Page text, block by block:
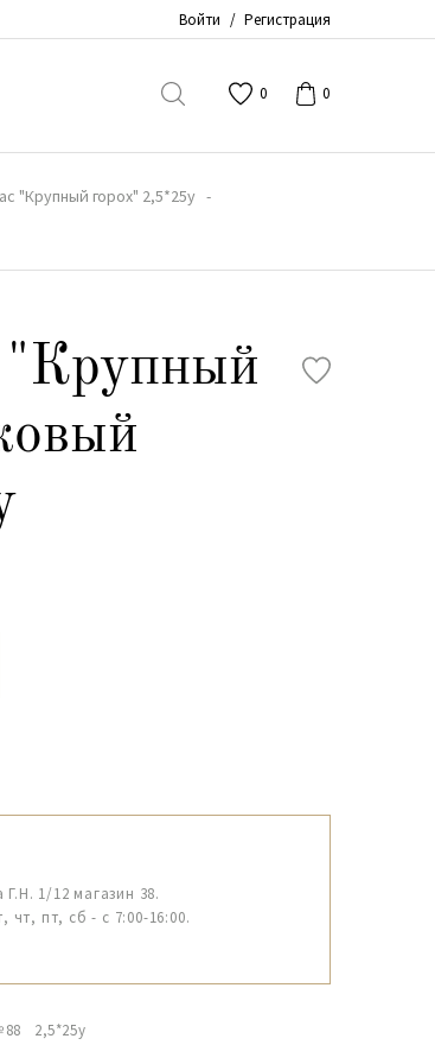
Войти / Регистрация
0 0
"Крупный горох" 2,5*25y
"Крупный
1/12 магазин 38.
чт, пт, сб - с 7:00-16:00.
2,5*25y